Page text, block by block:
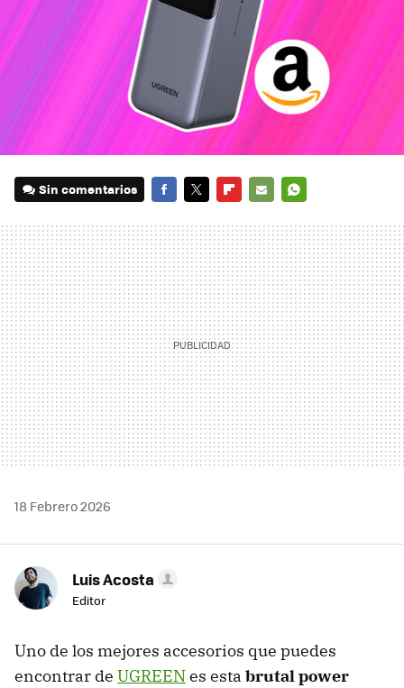
Sin comentarios
MAIL
18 Febrero 2026
Luis Acosta
Editor
Uno de los mejores accesorios que puedes
encontrar de UGREENes esta brutal power